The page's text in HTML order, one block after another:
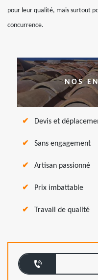
pour leur qualité, mais surtout
concurrence.
NOS
Devis et
Sans engagement
Artisan passionné
Prix imbattable
Travail de qualité